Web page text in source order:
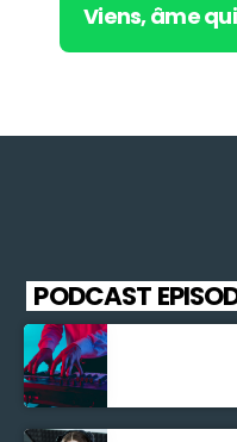
Viens, âme
PODCAST